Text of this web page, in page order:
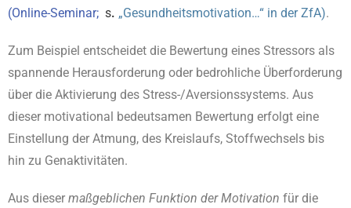
(Online-Seminar; s. „Gesundheitsmotivation…“ in der ZfA).
Zum Beispiel entscheidet die Bewertung eines Stressors als
spannende Herausforderung oder bedrohliche Überforderung
über die Aktivierung des Stress-/Aversionssystems. Aus
dieser motivational bedeutsamen Bewertung erfolgt eine
Einstellung der Atmung, des Kreislaufs, Stoffwechsels bis
hin zu Genaktivitäten.
Aus dieser maßgeblichen Funktion der Motivation für die